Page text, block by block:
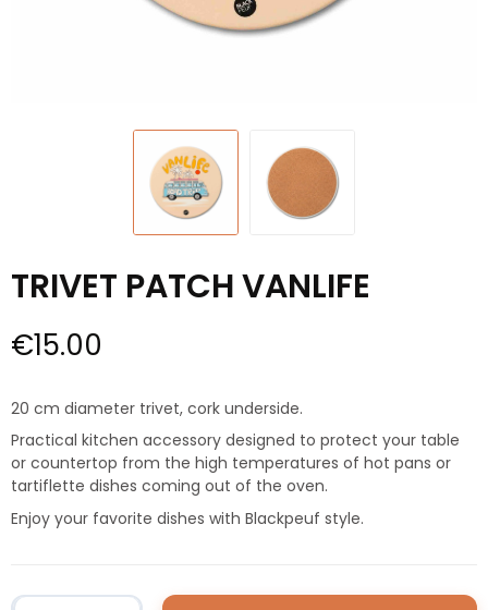
TRIVET PATCH VANLIFE
€15.00
20 cm diameter trivet, cork underside.
Practical kitchen accessory designed to protect your table
or countertop from the high temperatures of hot pans or
tartiflette dishes coming out of the oven.
Enjoy your favorite dishes with Blackpeuf style.